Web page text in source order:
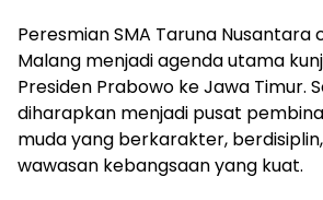
Peresmian SMA Taruna Nusantara
Malang menjadi agenda utama
Presiden Prabowo ke Jawa Timur.
diharapkan menjadi pusat
muda yang berkarakter,
wawasan kebangsaan yang kuat.